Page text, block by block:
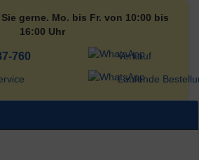
gerne. Mo. bis Fr. von 10:00 bis
16:00 Uhr
760 Verkauf
Laufende